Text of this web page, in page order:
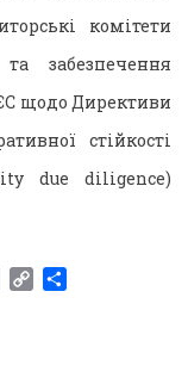
комітети
забезпечення
щодо Директиви
стійкості
due diligence)
EmailCopy